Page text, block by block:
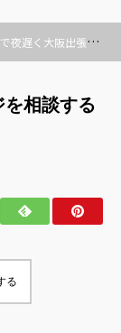
く大阪出張マッサージを相談する時
相談する
る